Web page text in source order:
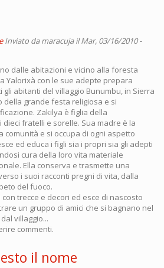
Inviato damaracujail Mar, 03/16/2010 -
dalle abitazioni e vicino alla foresta
Yalorixà con le sue adepte prepara
gli abitanti del villaggio Bunumbu, in Sierra
della grande festa religiosa e si
Zakilya è figlia della
fratelli e sorelle. Sua madre è la
e si occupa di ogni aspetto
ed educa i figli sia i propri sia gli adepti
cura della loro vita materiale
Ella conserva e trasmette una
i suoi racconti pregni di vita, dalla
del fuoco.
trecce e decori ed esce di nascosto
un gruppo di amici che si bagnano nel
villaggio...
commenti.
il nome